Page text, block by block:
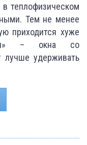
теплофизическом
Тем не менее
приходится хуже
– окна со
лучше удерживать